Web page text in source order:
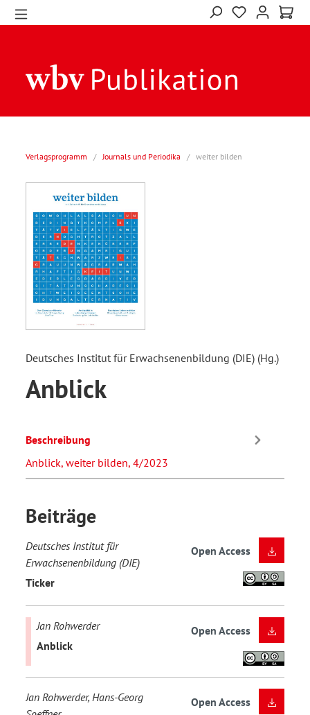
Verlagsprogramm / Journals und Periodika / weiter bilden
Deutsches Institut für Erwachsenenbildung (DIE) (Hg.)
Anblick
Beschreibung
Anblick, weiter bilden, 4/2023
Beiträge
Deutsches Institut für
Erwachsenenbildung (DIE)
Ticker
Open Access
Jan Rohwerder
Anblick
Open Access
Jan Rohwerder, Hans-Georg
Open Access